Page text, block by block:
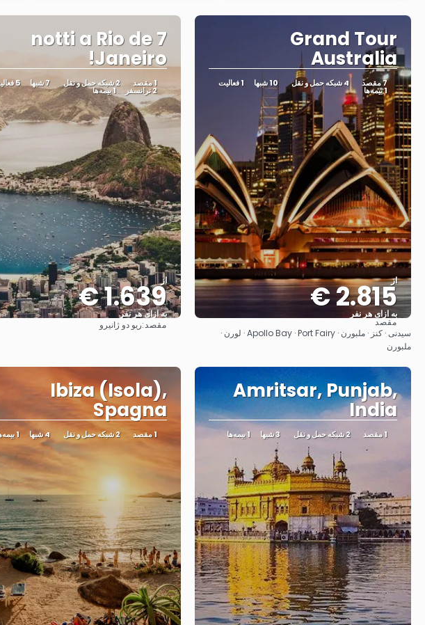
Grand Tour
Australia
7 مقصد 4 شبکه حمل و نقل 10 شبها 1 فعالیت
1 بیمه‌ها
از
2.815 €
به ازای هر نفر
مشاهده
مقصد
سیدنی · کنز · ملبورن · Apollo Bay · Port Fairy · لورن ·
ملبورن
7 notti a Rio de
Janeiro!
1 مقصد 2 شبکه حمل و نقل 7 شبها 5 فعالیت ها
2 ترانسفر 1 بیمه‌ها
از
1.639 €
به ازای هر نفر
مقصد:ریو دو ژانیرو
Amritsar, Punjab,
India
1 مقصد 2 شبکه حمل و نقل 3 شبها 1 بیمه‌ها
Ibiza (Isola),
Spagna
1 مقصد 2 شبکه حمل و نقل 4 شبها 1 بیمه‌ها